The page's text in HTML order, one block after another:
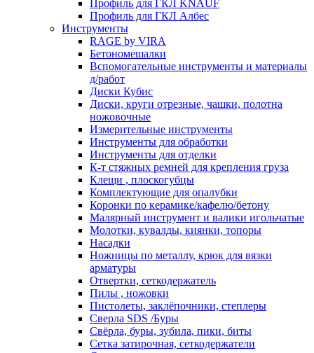
Профиль для ГКЛ KNAUF
Профиль для ГКЛ Албес
Инструменты
RAGE by VIRA
Бетономешалки
Вспомогательные инструменты и материалы
д/работ
Диски Кубис
Диски, круги отрезные, чашки, полотна
ножовочные
Измерительные инструменты
Инструменты для обработки
Инструменты для отделки
К-т стяжных ремней для крепления груза
Клещи , плоскогубцы
Комплектующие для опалубки
Коронки по керамике/кафелю/бетону
Малярный инструмент и валики игольчатые
Молотки, кувалды, киянки, топоры
Насадки
Ножницы по металлу, крюк для вязки
арматуры
Отвертки, сеткодержатель
Пилы , ножовки
Пистолеты, заклёпочники, степлеры
Сверла SDS /Буры
Свёрла, буры, зубила, пики, биты
Сетка затирочная, сеткодержатели